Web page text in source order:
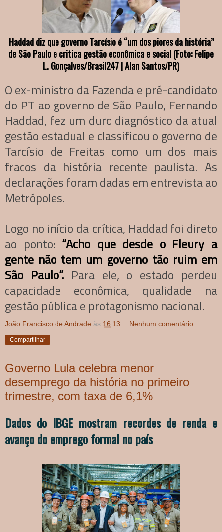
Haddad diz que governo Tarcísio é “um dos piores da história”
de São Paulo e critica gestão econômica e social (Foto: Felipe
L. Gonçalves/Brasil247 | Alan Santos/PR)
O ex-ministro da Fazenda e pré-candidato
do PT ao governo de São Paulo, Fernando
Haddad, fez um duro diagnóstico da atual
gestão estadual e classificou o governo de
Tarcísio de Freitas como um dos mais
fracos da história recente paulista. As
declarações foram dadas em entrevista ao
Metrópoles.
Logo no início da crítica, Haddad foi direto
ao ponto: “Acho que desde o Fleury a
gente não tem um governo tão ruim em
São Paulo”. Para ele, o estado perdeu
capacidade econômica, qualidade na
gestão pública e protagonismo nacional.
João Francisco de Andrade às 16:13 Nenhum comentário:
Compartilhar
Governo Lula celebra menor
desemprego da história no primeiro
trimestre, com taxa de 6,1%
Dados do IBGE mostram recordes de renda e
avanço do emprego formal no país